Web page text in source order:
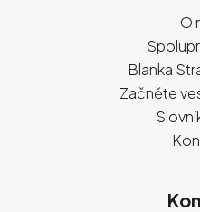
O
Blanka
Začněte